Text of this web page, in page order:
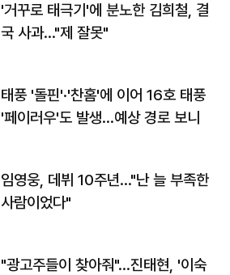
'거꾸로 태극기'에 분노한 김희철, 결
국 사과…"제 잘못"
태풍 '돌핀'·'찬홈'에 이어 16호 태풍
'페이러우'도 발생…예상 경로 보니
임영웅, 데뷔 10주년…"난 늘 부족한
사람이었다"
"광고주들이 찾아줘"…진태현, '이숙